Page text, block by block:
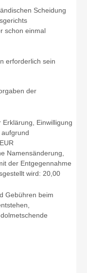
Scheidung
schon einmal
erforderlich sein
der
Einwilligung
Namensänderung,
der Entgegennahme
wird: 20,00
Gebühren beim